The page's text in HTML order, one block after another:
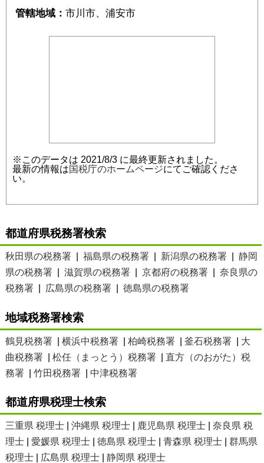
管轄地域： 市川市、浦安市
※このデータは 2021/8/3 に最終更新されました。
最新の情報は国税庁のホームページにてご確認くださ
い。
都道府県税務署検索
秋田県の税務署| 福島県の税務署| 新潟県の税務署| 静岡
県の税務署| 滋賀県の税務署| 京都府の税務署| 奈良県の
税務署| 広島県の税務署| 徳島県の税務署
地域税務署検索
鶴見税務署| 横浜中税務署| 柏崎税務署| 釜石税務署| 大
曲税務署| 松任（まっとう）税務署| 直方（のおがた）税
務署| 竹田税務署| 中津税務署
都道府県税理士検索
三重県 税理士| 沖縄県 税理士| 鹿児島県 税理士| 奈良県 税
理士| 愛媛県 税理士| 徳島県 税理士| 青森県 税理士| 群馬県
税理士| 広島県 税理士| 静岡県 税理士